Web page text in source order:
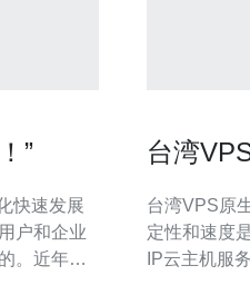
”
户和企业
。近年
台湾
台湾VPS原生IP云主
定性和速度
IP云主机服务优